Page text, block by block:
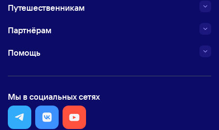
Путешественникам
Партнёрам
Помощь
Мы в социальных сетях